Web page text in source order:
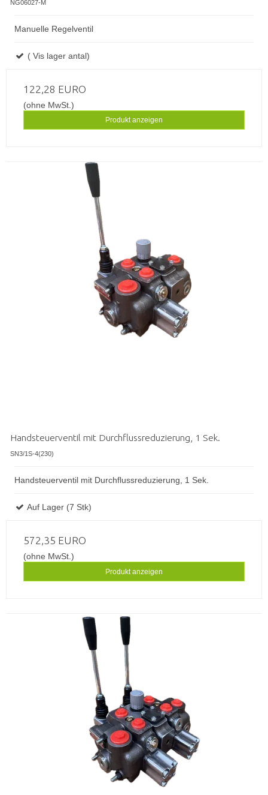
NG06027-M
Manuelle Regelventil
( Vis lager antal)
122,28 EURO
(ohne MwSt.)
Produkt anzeigen
Handsteuerventil mit Durchflussreduzierung, 1 Sek.
SN3/1S-4(230)
Handsteuerventil mit Durchflussreduzierung, 1 Sek.
Auf Lager (7 Stk)
572,35 EURO
(ohne MwSt.)
Produkt anzeigen